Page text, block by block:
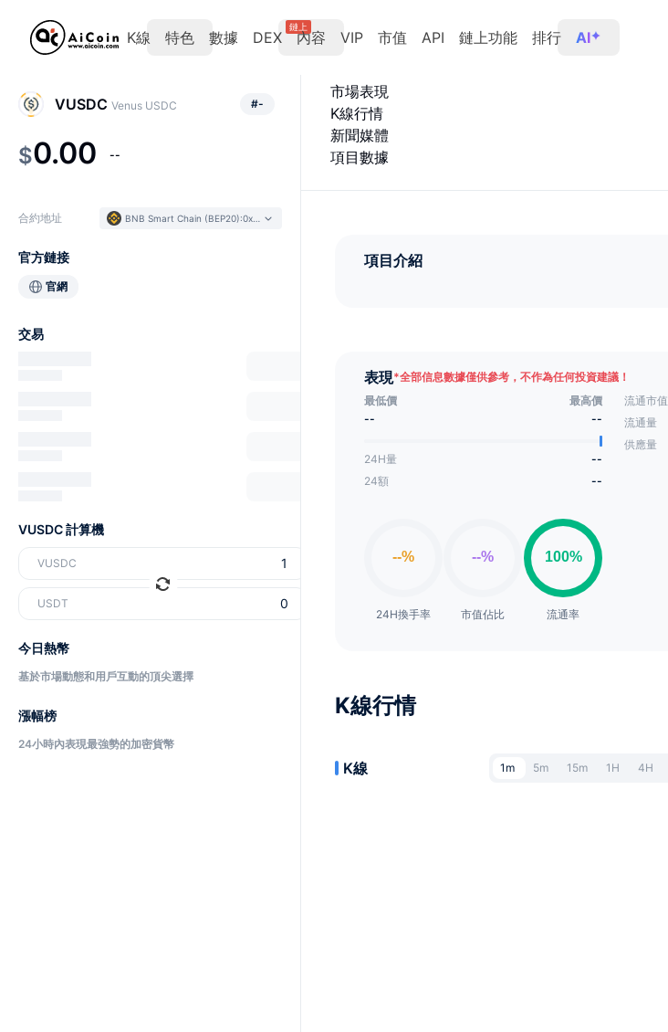
K線 特色 數據 DEX
鏈上
內容 VIP 市值 API 鏈上功能 排行 AI
市場表現
K線行情
新聞媒體
項目數據
項目介紹
表現*全部信息數據僅供參考，不作為任何投資建議！
最低價
最高價
--
--
24H量
--
24額
--
24H換手率 市值佔比 流通率
流通市值
流通量
供應量
K線行情
K線 1m 5m 15m 1H 4H
VUSDC Venus USDC #-
$0.00 --
合約地址 BNB Smart Chain (BEP20):0xeca8...2867c8
官方鏈接
官網
交易
VUSDC 計算機
VUSDC
USDT
今日熱幣
基於市場動態和用戶互動的頂尖選擇
漲幅榜
24小時內表現最強勢的加密貨幣